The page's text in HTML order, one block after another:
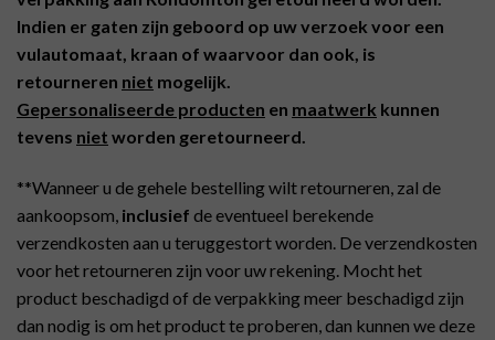
Indien er gaten zijn geboord op uw verzoek voor een
vulautomaat, kraan of waarvoor dan ook, is
retourneren niet mogelijk.
Gepersonaliseerde producten en maatwerk kunnen
tevens niet worden geretourneerd.
**Wanneer u de gehele bestelling wilt retourneren, zal de
aankoopsom, inclusief de eventueel berekende
verzendkosten aan u teruggestort worden. De verzendkosten
voor het retourneren zijn voor uw rekening. Mocht het
product beschadigd of de verpakking meer beschadigd zijn
dan nodig is om het product te proberen, dan kunnen we deze